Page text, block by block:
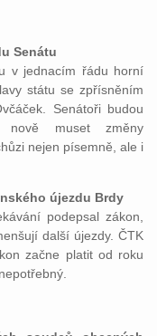
Senátu
v jednacím řádu horní
státu se zpřísněním
Senátoři budou
muset změny
nejen písemně, ale i
újezdu Brdy
podepsal zákon,
další újezdy. ČTK
začne platit od roku